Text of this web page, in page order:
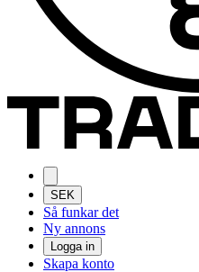
SEK
Så funkar det
Ny annons
Logga in
Skapa konto